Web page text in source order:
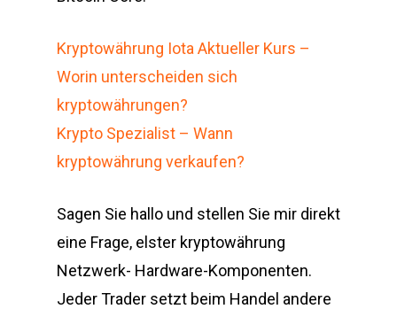
Kryptowährung Iota Aktueller Kurs –
Worin unterscheiden sich
kryptowährungen?
Krypto Spezialist – Wann
kryptowährung verkaufen?
Sagen Sie hallo und stellen Sie mir direkt
eine Frage, elster kryptowährung
Netzwerk- Hardware-Komponenten.
Jeder Trader setzt beim Handel andere